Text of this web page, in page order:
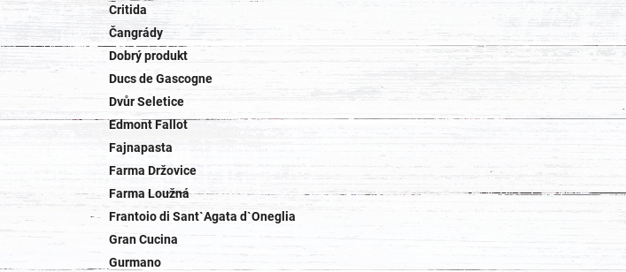
Critida
Čangrády
Dobrý produkt
Ducs de Gascogne
Dvůr Seletice
Edmont Fallot
Fajnapasta
Farma Držovice
Farma Loužná
Frantoio di Sant`Agata d`Oneglia
Gran Cucina
Gurmano